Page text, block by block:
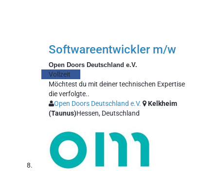
Softwareentwickler m/w
Open Doors Deutschland e.V.
Vollzeit
Möchtest du mit deiner technischen Expertise
die verfolgte..
Open Doors Deutschland e.V.
Kelkheim
(Taunus)Hessen, Deutschland